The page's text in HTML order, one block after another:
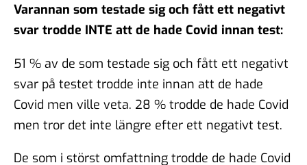
Varannan som testade sig och fått ett negativt
svar trodde INTE att de hade Covid innan test:
51 % av de som testade sig och fått ett negativt
svar på testet trodde inte innan att de hade
Covid men ville veta. 28 % trodde de hade Covid
men tror det inte längre efter ett negativt test.
De som i störst omfattning trodde de hade Covid